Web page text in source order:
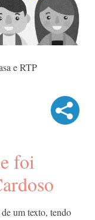
e RTP
foi
um texto, tendo